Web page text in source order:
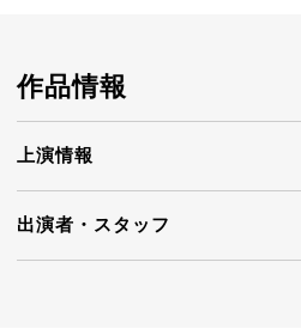
作品情報
上演情報
出演者・ スタッフ